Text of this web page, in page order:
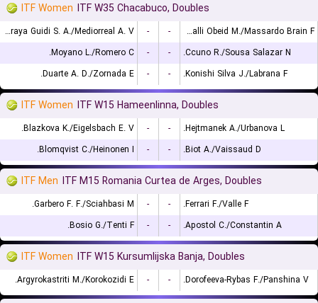
ITF Women ITF W35 Chacabuco, Doubles
Larraya Guidi S. A./Mediorreal A. V. - -
E'Halli Obeid M./Massardo Brain F.
Moyano L./Romero C.
- -
Ccuno R./Sousa Salazar N.
Duarte A. D./Zornada E.
- - Konishi Silva J./Labrana F.
ITF Women ITF W15 Hameenlinna, Doubles
Blazkova K./Eigelsbach E. V. - -
Hejtmanek A./Urbanova L.
Blomqvist C./Heinonen I.
- - Biot A./Vaissaud D.
ITF Men ITF M15 Romania Curtea de Arges, Doubles
Garbero F. F./Sciahbasi M. - -
Ferrari F./Valle F.
Bosio G./Tenti F.
- - Apostol C./Constantin A.
ITF Women ITF W15 Kursumlijska Banja, Doubles
Argyrokastriti M./Korokozidi E. - - Dorofeeva-Rybas F./Panshina V.